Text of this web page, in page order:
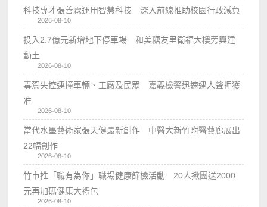
科技專才張善霖運用智慧科技 深入前線推助校園行政減負
2026-08-10
投入2.7億元新增地下停車場 和美糖友里衛福大樓旁興建
動土
2026-08-10
毒駕失控連撞車輛、工廠及民眾 嘉義檢警迅速逮人聲押獲
准
2026-08-10
當代水墨藝術家張天健最新創作 中醫大新竹附醫藝廊展出
22幅創作
2026-08-10
竹市推「職有為你」職場健康篩檢活動 20人揪團送2000
元再加碼健康大禮包
2026-08-10